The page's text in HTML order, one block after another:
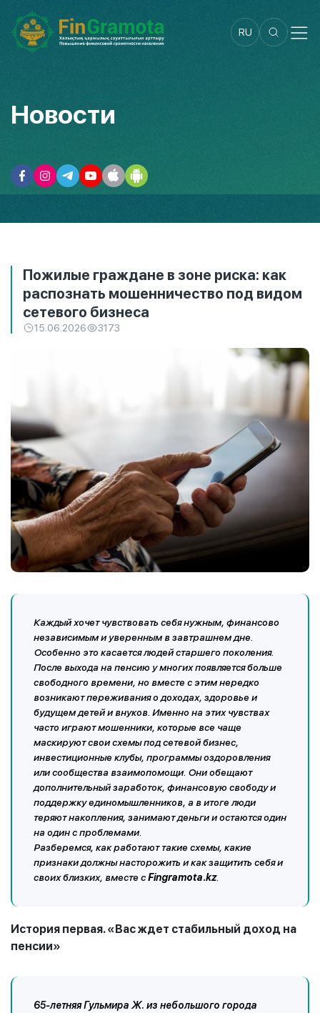
RU
Новости
Пожилые граждане в зоне риска: как
распознать мошенничество под видом
сетевого бизнеса
15.06.2026 3173
Каждый хочет чувствовать себя нужным, финансово
независимым и уверенным в завтрашнем дне.
Особенно это касается людей старшего поколения.
После выхода на пенсию у многих появляется больше
свободного времени, но вместе с этим нередко
возникают переживания о доходах, здоровье и
будущем детей и внуков. Именно на этих чувствах
часто играют мошенники, которые все чаще
маскируют свои схемы под сетевой бизнес,
инвестиционные клубы, программы оздоровления
или сообщества взаимопомощи. Они обещают
дополнительный заработок, финансовую свободу и
поддержку единомышленников, а в итоге люди
теряют накопления, занимают деньги и остаются один
на один с проблемами.
Разберемся, как работают такие схемы, какие
признаки должны насторожить и как защитить себя и
своих близких, вместе сFingramota.kz.
История первая. «Вас ждет стабильный доход на
пенсии»
65-летняя Гульмира Ж. из небольшого города